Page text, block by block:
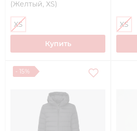
(Желтый, XS)
XS
Купить
XS
- 15%